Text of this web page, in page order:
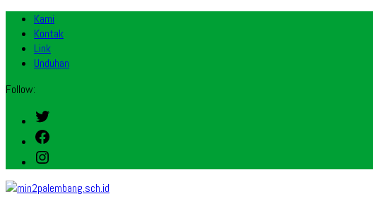
Kami
Kontak
Link
Unduhan
Follow:
Twitter
Facebook
Instagram